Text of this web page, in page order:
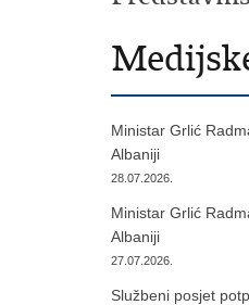
Ministar Grlić
Albaniji
28.07.2026.
Ministar Grlić
Albaniji
27.07.2026.
Službeni posjet